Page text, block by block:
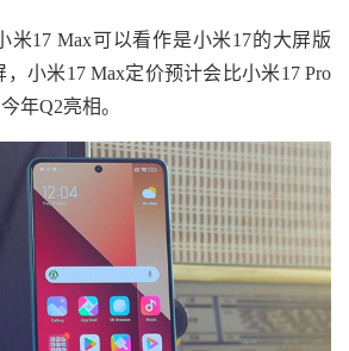
17 Max可以看作是小米17的大屏版
小米17 Max定价预计会比小米17 Pro
年Q2亮相。